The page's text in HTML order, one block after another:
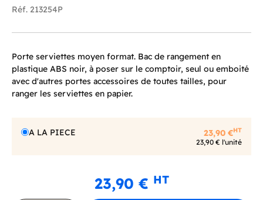
Réf. 213254P
Porte serviettes moyen format. Bac de rangement en
plastique ABS noir, à poser sur le comptoir, seul ou emboité
avec d'autres portes accessoires de toutes tailles, pour
ranger les serviettes en papier.
A LA PIECE 23,90 €HT
23,90 € l'unité
23,90 € HT